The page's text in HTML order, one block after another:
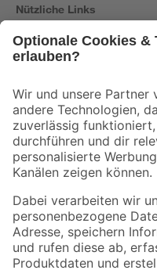
Nützliche Links
Der toom Newsletter: Keine
Zur Newsletter
Folge uns
Zahlungsarten